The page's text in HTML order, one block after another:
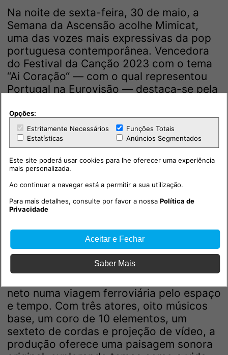
Na noite de sexta-feira, 30 de maio, a
Semana da Ascensão acolhe Mimicat,
uma das vozes mais expressivas da pop
portuguesa contemporânea. Vencedora
do Festival da Canção 2023 com o tema
“Ai Coração“ — com o qual representou
Portugal na Eurovisão — destaca-se pela
inconfundível.
No dia 31 de maio, a Chamusca recebe
influentes da música portuguesa
A encerrar a maior semana da Chamusca,
palco principal recebe Pedro Dyonysyo e
o espetáculo original, “A Viagem“. Uma
experiência única que combina música,
teatro, vídeo e imaginação,
neto numa viagem ferroviária pelo espaço
e tempo. Com três atores, oito músicos
base, um coro de 10 elementos, um
sexteto de cordas e projeção de vídeo, a
produção oferece uma paisagem sonora
Opções:
Estritamente Necessários
Funções Totais
Estatísticas
Anúncios Segmentados
Este site poderá usar cookies para lhe oferecer uma experiência
mais personalizada.
Ao continuar a navegar está a permitir a sua utilização.
Para mais detalhes, consulte por favor a nossaPolítica de
Privacidade
Aceitar e Fechar
Saber Mais